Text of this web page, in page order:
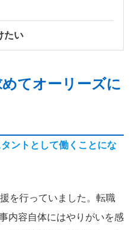
たい
てオーリーズに
ントとして働くことにな
を行っていました。転職
内容自体にはやりがいを感